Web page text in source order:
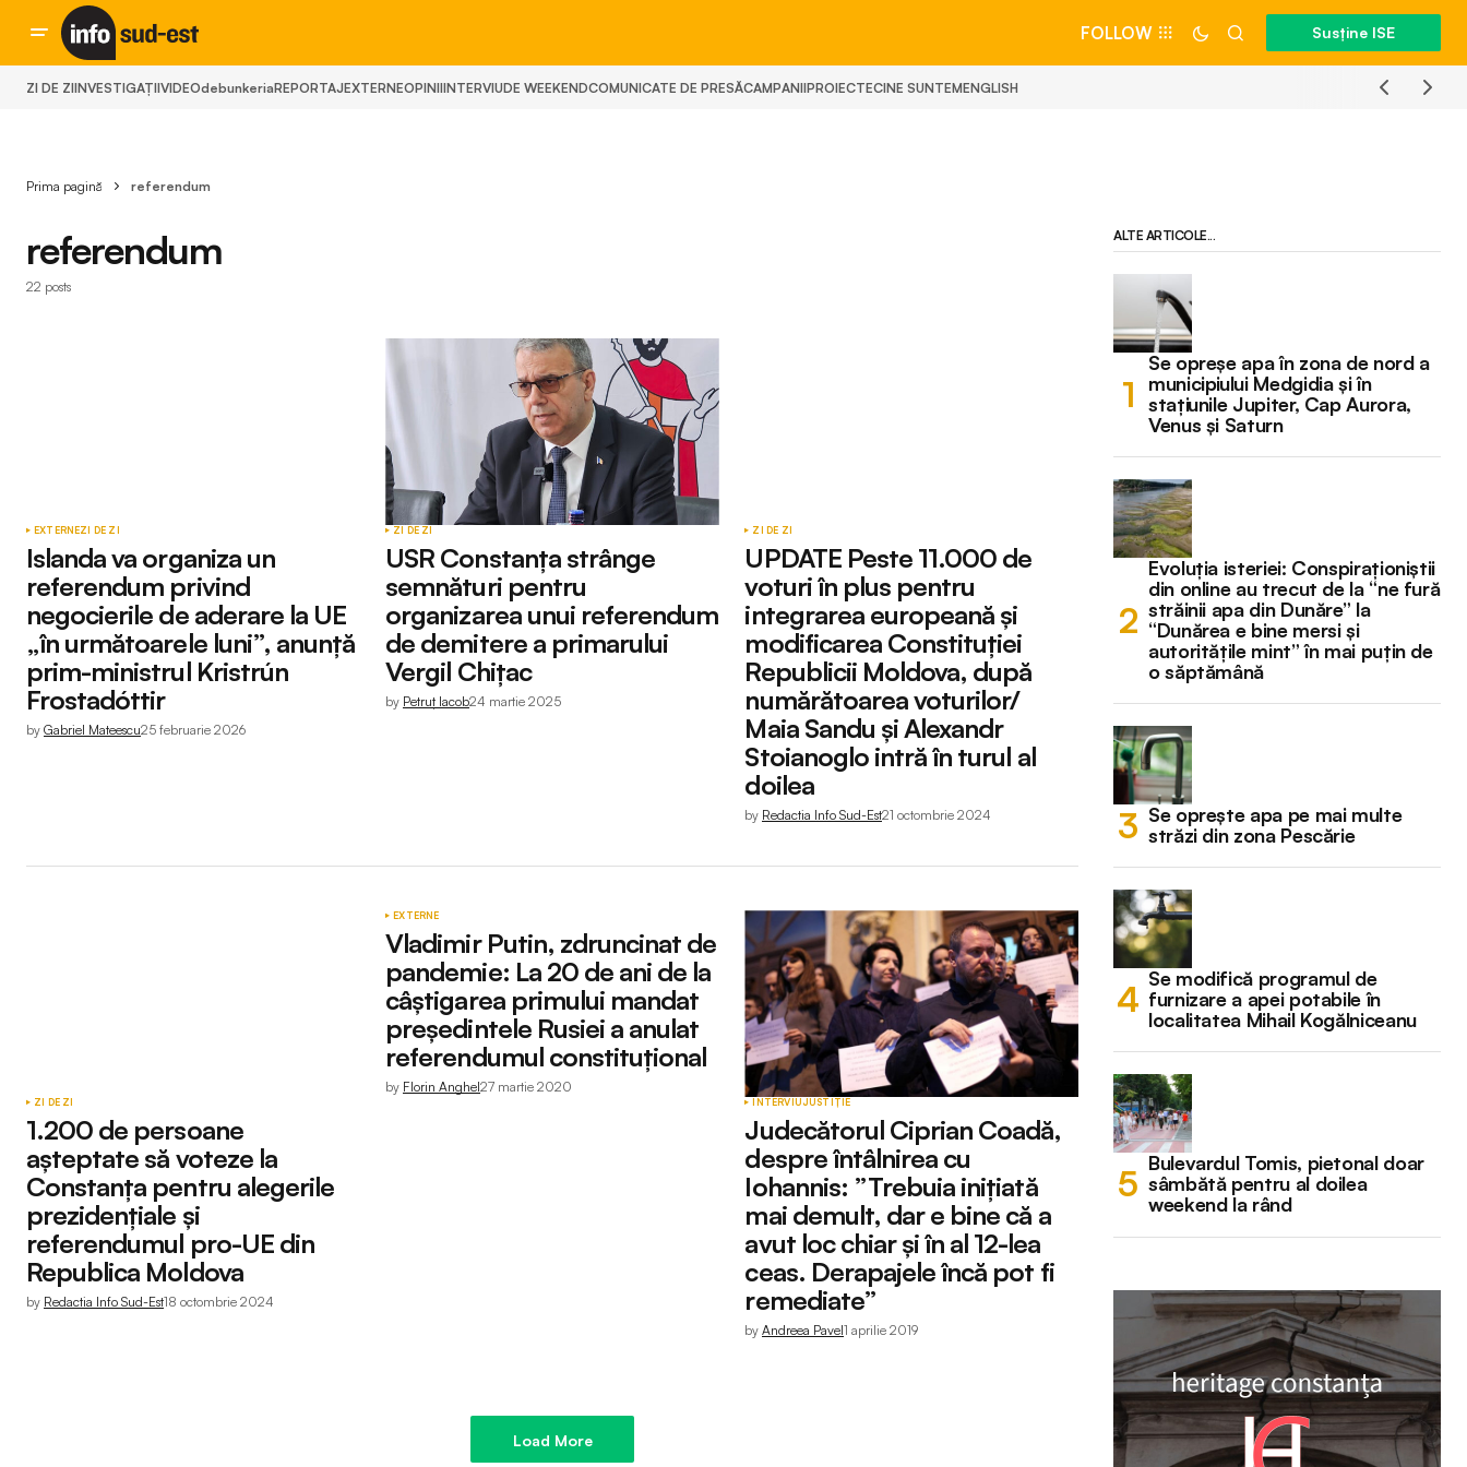
FOLLOW Susține ISE
ZI DE ZIINVESTIGAȚIIVIDEOdebunkeriaREPORTAJEXTERNEOPINIIINTERVIUDE WEEKENDCOMUNICATE DE PRESĂCAMPANIIPROIECTECINE SUNTEMENGLISH
Prima pagină referendum
referendum
22 posts
EXTERNEZI DE ZI
Islanda va organiza un
referendum privind
negocierile de aderare la UE
„în următoarele luni”, anunță
prim-ministrul Kristrún
Frostadóttir
by Gabriel Mateescu25 februarie 2026
ZI DE ZI
USR Constanța strânge
semnături pentru
organizarea unui referendum
de demitere a primarului
Vergil Chițac
by Petruț Iacob24 martie 2025
ZI DE ZI
UPDATE Peste 11.000 de
voturi în plus pentru
integrarea europeană și
modificarea Constituției
Republicii Moldova, după
numărătoarea voturilor/
Maia Sandu și Alexandr
Stoianoglo intră în turul al
doilea
by Redactia Info Sud-Est21 octombrie 2024
ZI DE ZI
1.200 de persoane
așteptate să voteze la
Constanța pentru alegerile
prezidențiale și
referendumul pro-UE din
Republica Moldova
by Redactia Info Sud-Est18 octombrie 2024
EXTERNE
Vladimir Putin, zdruncinat de
pandemie: La 20 de ani de la
câştigarea primului mandat
preşedintele Rusiei a anulat
referendumul constituţional
by Florin Anghel27 martie 2020
INTERVIUJUSTIȚIE
Judecătorul Ciprian Coadă,
despre întâlnirea cu
Iohannis: ”Trebuia inițiată
mai demult, dar e bine că a
avut loc chiar și în al 12-lea
ceas. Derapajele încă pot fi
remediate”
by Andreea Pavel1 aprilie 2019
Load More
ALTE ARTICOLE...
Se opreșe apa în zona de nord a
municipiului Medgidia și în
stațiunile Jupiter, Cap Aurora,
Venus și Saturn
Evoluția isteriei: Conspiraționiștii
din online au trecut de la “ne fură
străinii apa din Dunăre” la
“Dunărea e bine mersi și
autoritățile mint” în mai puțin de
o săptămână
Se oprește apa pe mai multe
străzi din zona Pescărie
Se modifică programul de
furnizare a apei potabile în
localitatea Mihail Kogălniceanu
Bulevardul Tomis, pietonal doar
sâmbătă pentru al doilea
weekend la rând